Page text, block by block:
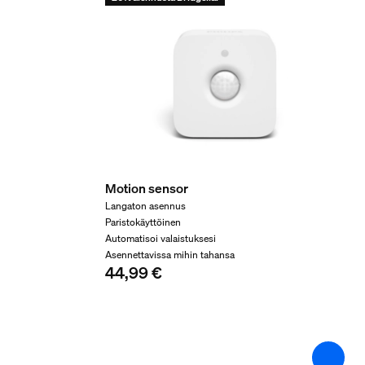
Lisäominaisuus/
Himmennettävä Hue-sovelluksella ja kytkimellä
Integroitu LED
Yleistä
Suunniteltu erityisesti
Toiminnallinen
Tyyppi
Pakkauksen mitat ja
Motion sensor
Langaton asennus
Paristokäyttöinen
Automatisoi valaistuksesi
Asennettavissa mihin tahansa
44,99 €